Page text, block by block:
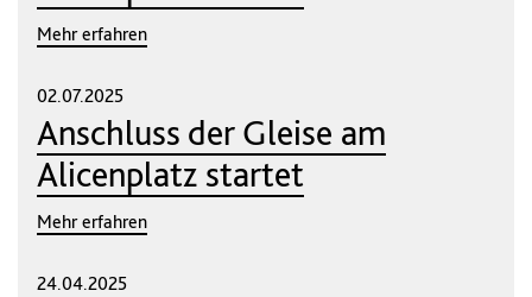
Mehr erfahren
02.07.2025
Anschluss der Gleise am
Alicenplatz startet
Mehr erfahren
24.04.2025